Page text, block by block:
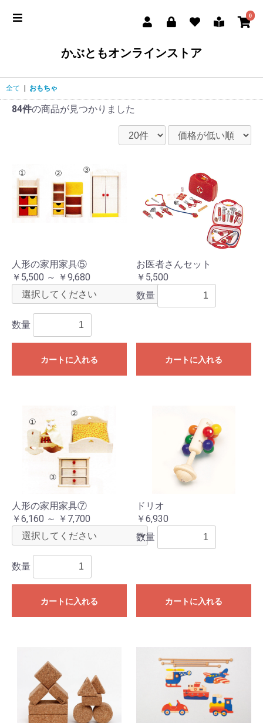
0
かぶともオンラインストア
全て おもちゃ
84件の商品が見つかりました
人形の家用家具⑤
￥5,500 ～ ￥9,680
数量
カートに入れる
お医者さんセット
￥5,500
数量
カートに入れる
人形の家用家具⑦
￥6,160 ～ ￥7,700
数量
カートに入れる
ドリオ
￥6,930
数量
カートに入れる